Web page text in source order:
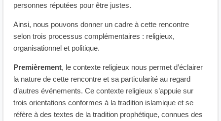
personnes réputées pour être justes.
Ainsi, nous pouvons donner un cadre à cette rencontre
selon trois processus complémentaires : religieux,
organisationnel et politique.
Premièrement, le contexte religieux nous permet d’éclairer
la nature de cette rencontre et sa particularité au regard
d’autres événements. Ce contexte religieux s’appuie sur
trois orientations conformes à la tradition islamique et se
réfère à des textes de la tradition prophétique, connues des